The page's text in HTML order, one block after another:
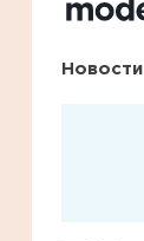
Новости